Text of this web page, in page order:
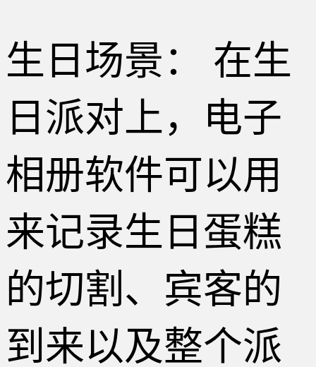
生日场景： 在生
日派对上，电子
相册软件可以用
来记录生日蛋糕
的切割、宾客的
到来以及整个派